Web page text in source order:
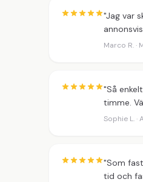
"Jag var
Marco R. ·
"Så
timme.
Sophie L. ·
"Som
tid och